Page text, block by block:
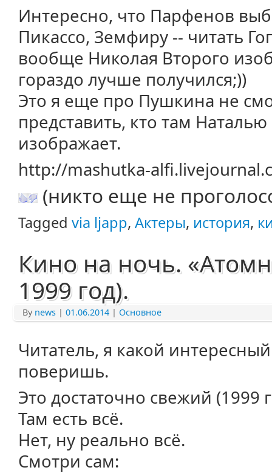
Интересно, что Парфенов
Пикассо, Земфиру -- читать
вообще Николая Второго
гораздо лучше получился;))
Это я еще про Пушкина не
представить, кто там
изображает.
http://mashutka-
(никто еще не
Tagged via ljapp, Актеры, история,
Кино на ночь.
1999 год).
By news | 01.06.2014 | Основное
Читатель, я какой
поверишь.
Это достаточно свежий (1999
Там есть всё.
Нет, ну реально всё.
Смотри сам: